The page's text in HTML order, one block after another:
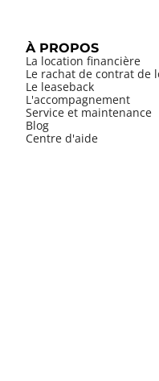
À PROPOS
La location financière
Le rachat de contrat de
Le leaseback
L'accompagnement
Service et maintenance
Blog
Centre d'aide